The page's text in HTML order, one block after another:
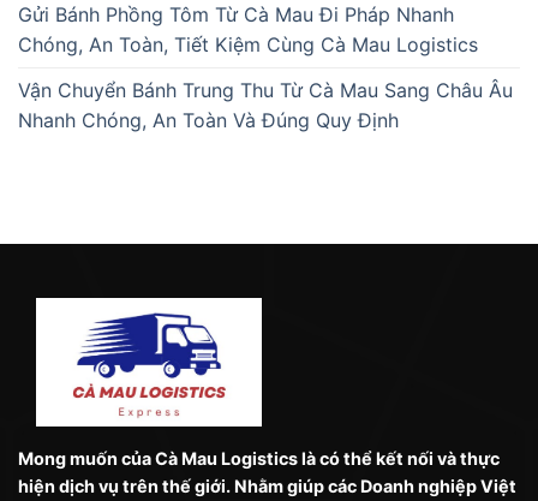
Gửi Bánh Phồng Tôm Từ Cà Mau Đi Pháp Nhanh
Chóng, An Toàn, Tiết Kiệm Cùng Cà Mau Logistics
Vận Chuyển Bánh Trung Thu Từ Cà Mau Sang Châu Âu
Nhanh Chóng, An Toàn Và Đúng Quy Định
Mong muốn của Cà Mau Logistics là có thể kết nối và thực
hiện dịch vụ trên thế giới. Nhằm giúp các Doanh nghiệp Việt